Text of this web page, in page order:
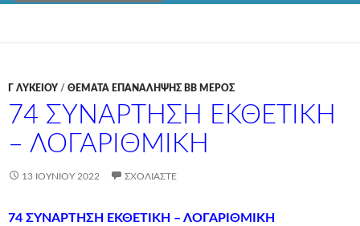
Γ ΛΥΚΕΊΟΥ / ΘΕΜΑΤΑ ΕΠΑΝΑΛΗΨΗΣ ΒΒ ΜΕΡΟΣ
74 ΣΥΝΑΡΤΗΣΗ ΕΚΘΕΤΙΚΗ
– ΛΟΓΑΡΙΘΜΙΚΗ
13 ΙΟΥΝΊΟΥ 2022 ΣΧΟΛΙΆΣΤΕ
74 ΣΥΝΑΡΤΗΣΗ ΕΚΘΕΤΙΚΗ – ΛΟΓΑΡΙΘΜΙΚΗ